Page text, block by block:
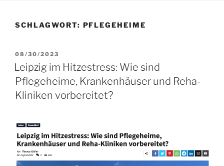
SCHLAGWORT: PFLEGEHEIME
VERÖFFENTLICHT
AM
08/30/2023
Leipzig im Hitzestress: Wie sind
Pflegeheime, Krankenhäuser und Reha-
Kliniken vorbereitet?